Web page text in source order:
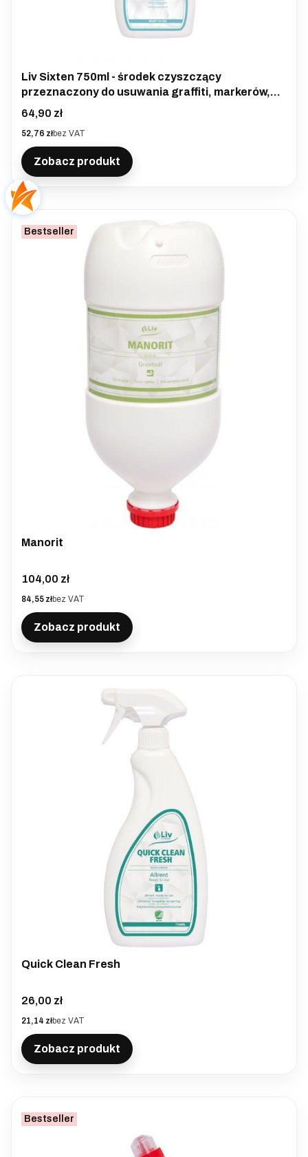
Liv Sixten 750ml - środek czyszczący
przeznaczony do usuwania graffiti, markerów,
plam z wina, kawy i innych trudnych zabrudzeń z
powierzchni wrażliwych
Cena
64,90 zł
Cena
52,76 złbez VAT
Zobacz produkt
Bestseller
Manorit
Cena
104,00 zł
Cena
84,55 złbez VAT
Zobacz produkt
Quick Clean Fresh
Cena
26,00 zł
Cena
21,14 złbez VAT
Zobacz produkt
Bestseller